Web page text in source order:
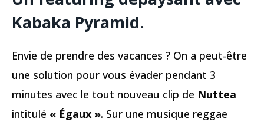
Kabaka Pyramid.
Envie de prendre des vacances ? On a peut-être
une solution pour vous évader pendant 3
minutes avec le tout nouveau clip de Nuttea
intitulé « Égaux ». Sur une musique reggae